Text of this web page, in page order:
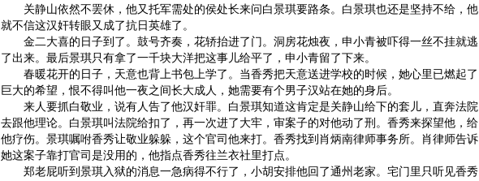
关静山依然不罢休，他又托军需处的侯处长来问白景琪要路条。白景琪也还是坚持不给，他
就不信这汉奸转眼又成了抗日英雄了。
金二大喜的日子到了。鼓号齐奏，花轿抬进了门。洞房花烛夜，申小青被吓得一丝不挂就逃
了出来。最后景琪只有拿了一千块大洋把这事儿给平了，申小青留了下来。
春暖花开的日子，天意也背上书包上学了。当香秀把天意送进学校的时候，她心里已燃起了
巨大的希望，恨不得叫他一夜之间长大成人，她需要有个男子汉站在她的身后。
来人要抓白敬业，说有人告了他汉奸罪。白景琪知道这肯定是关静山给下的套儿，直奔法院
去跟他理论。白景琪叫法院给扣了，再一次进了大牢，审案子的对他动了刑。香秀来探望他，给
他疗伤。景琪嘱咐香秀让敬业躲躲，这个官司他来打。香秀找到肖炳南律师事务所。肖律师告诉
她这案子靠打官司是没用的，他指点香秀往兰衣社里打点。
郑老屁听到景琪入狱的消息一急病得不行了，小胡安排他回了通州老家。宅门里只听见香秀